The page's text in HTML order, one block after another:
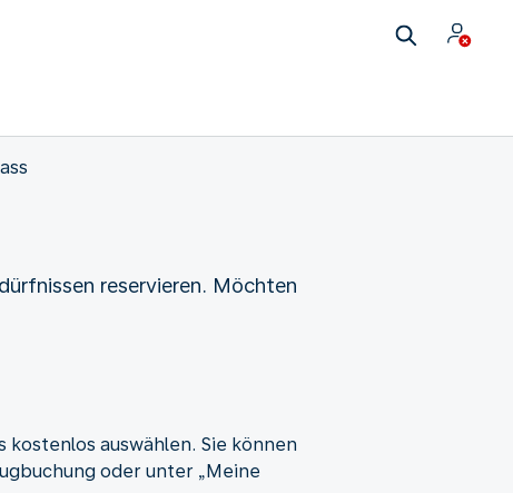
reservieren. Möchten
auswählen. Sie können
oder unter „Meine